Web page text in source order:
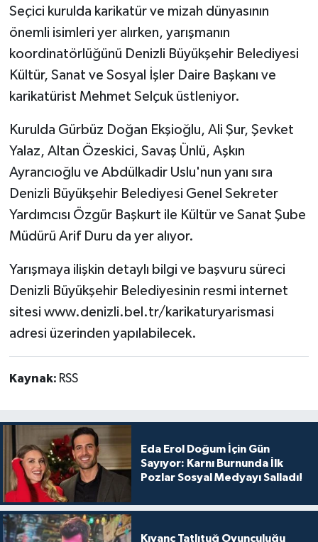
Seçici kurulda karikatür ve mizah dünyasının
önemli isimleri yer alırken, yarışmanın
koordinatörlüğünü Denizli Büyükşehir Belediyesi
Kültür, Sanat ve Sosyal İşler Daire Başkanı ve
karikatürist Mehmet Selçuk üstleniyor.
Kurulda Gürbüz Doğan Ekşioğlu, Ali Şur, Şevket
Yalaz, Altan Özeskici, Savaş Ünlü, Aşkın
Ayrancıoğlu ve Abdülkadir Uslu'nun yanı sıra
Denizli Büyükşehir Belediyesi Genel Sekreter
Yardımcısı Özgür Başkurt ile Kültür ve Sanat Şube
Müdürü Arif Duru da yer alıyor.
Yarışmaya ilişkin detaylı bilgi ve başvuru süreci
Denizli Büyükşehir Belediyesinin resmi internet
sitesi www.denizli.bel.tr/karikaturyarismasi
adresi üzerinden yapılabilecek.
Kaynak: RSS
Eda Erol Doğum İçin Gün
Sayıyor: Karnı Burnunda İlk
Pozlar Sosyal Medyayı Salladı!
Kıvanç Tatlıtuğ Oyunculuğu